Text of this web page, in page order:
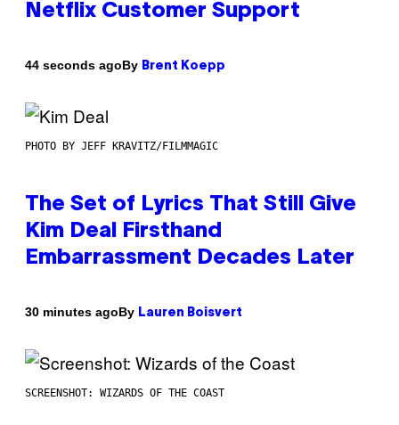
Netflix Customer Support
44 seconds agoBy Brent Koepp
PHOTO BY JEFF KRAVITZ/FILMMAGIC
The Set of Lyrics That Still Give
Kim Deal Firsthand
Embarrassment Decades Later
30 minutes agoBy Lauren Boisvert
SCREENSHOT: WIZARDS OF THE COAST